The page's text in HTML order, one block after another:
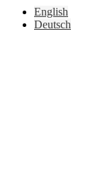
English
Deutsch